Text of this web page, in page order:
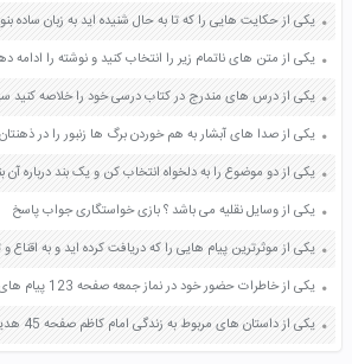
یکی از وسایل نقلیه می باشد ؟ بازی خواستگاری جواب پاسخ
یکی از خاطرات حضور خود در نماز جمعه صفحه 123 پیام های آسمان هفتم
یکی از داستان های مربوط به زندگی امام کاظم صفحه 45 هدیه های آسمان چهارم